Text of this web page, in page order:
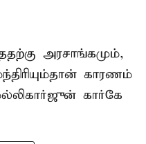
அரசாங்கமும்,
காரணம்
கார்கே